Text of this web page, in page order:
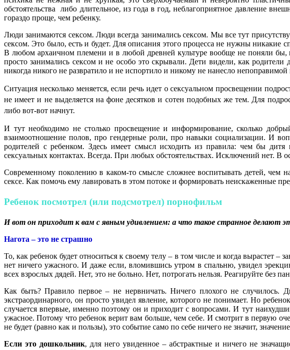
обстоятельства либо длительное, из года в год, неблагоприятное давление
гораздо проще, чем ребенку.
Люди занимаются сексом. Люди всегда занимались сексом. Мы все тут
сексом. Это было, есть и будет. Для описания этого процесса не нужны
В любом архаичном племени и в любой древней культуре вообще не поняли
просто занимались сексом и не особо это скрывали. Дети видели, как
никогда никого не развратило и не испортило и никому не нанесло
Ситуация несколько меняется, если речь идет о сексуальном просвещении
не имеет и не выделяется на фоне десятков и сотен подобных же тем. Для
либо вот-вот начнут.
И тут необходимо не столько просвещение и информирование, сколько
взаимоотношение полов, про гендерные роли, про навыки социализации. И
родителей с ребенком. Здесь имеет смысл исходить из правила: чем бы
сексуальных контактах. Всегда. При любых обстоятельствах. Исключений нет. В
Современному поколению в каком-то смысле сложнее воспитывать детей,
сексе. Как помочь ему лавировать в этом потоке и формировать неискаженные
Ребенок посмотрел (или подсмотрел) порнофильм
И вот он приходит к вам с явным удивлением: а что такое странное делают
Нагота – это не страшно
То, как ребенок будет относиться к своему телу – в том числе и когда вырастет
нет ничего ужасного. И даже если, вломившись утром в спальню, увидел
всех взрослых дядей. Нет, это не больно. Нет, пот­рогать нельзя. Реагируйте без
Как быть? Правило первое – не нервничать. Ничего плохого не
экстраординарного, он просто увидел явление, которого не понимает. Но
случается впервые, именно поэтому он и приходит с вопросами. И тут
ужасное. Потому что ребенок верит вам больше, чем себе. И смотрит в первую
не будет (равно как и пользы), это событие само по себе ничего не значит,
Если это дошкольник, для него увиденное – абстрактные и ничего не